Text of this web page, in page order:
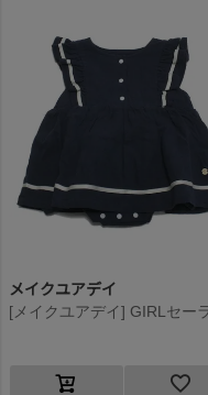
メイクユアデイ